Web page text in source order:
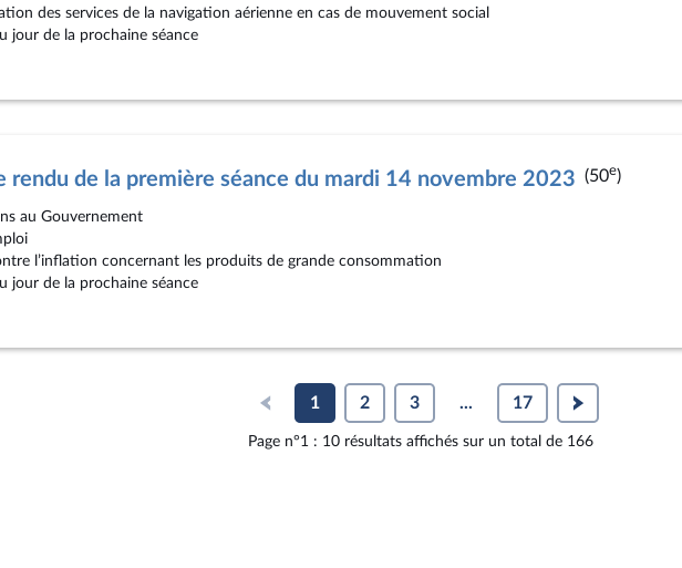
des services de la navigation aérienne en cas de mouvement social
jour de la prochaine séance
rendu de la première séance du mardi 14 novembre 2023 (50e)
au Gouvernement
l’inflation concernant les produits de grande consommation
jour de la prochaine séance
1 2 3 ... 17
Page n°1 : 10 résultats affichés sur un total de 166